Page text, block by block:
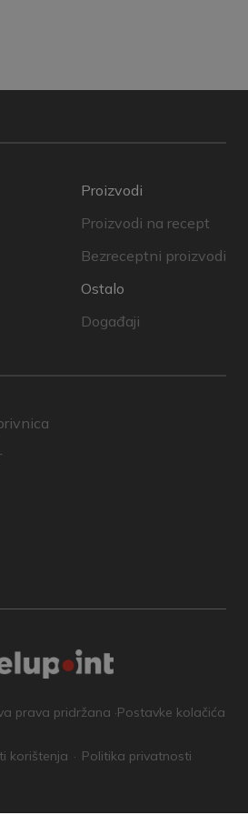
Proizvodi
Proizvodi na recept
Bezreceptni proizvodi
Ostalo
Događaji
prava pridržana ·Postavke kolačića
korištenja Politika privatnosti